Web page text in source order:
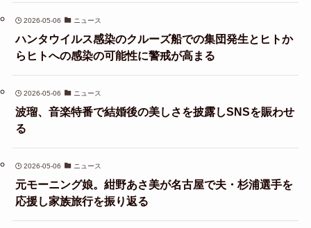
2026-05-06 ニュース
ハンタウイルス感染のクルーズ船での集団発生とヒトか
らヒトへの感染の可能性に警戒が高まる
2026-05-06 ニュース
波瑠、音楽特番で結婚後の美しさを披露しSNSを賑わせ
る
2026-05-06 ニュース
元モーニング娘。紺野あさ美が名古屋で夫・杉浦選手を
応援し家族旅行を振り返る